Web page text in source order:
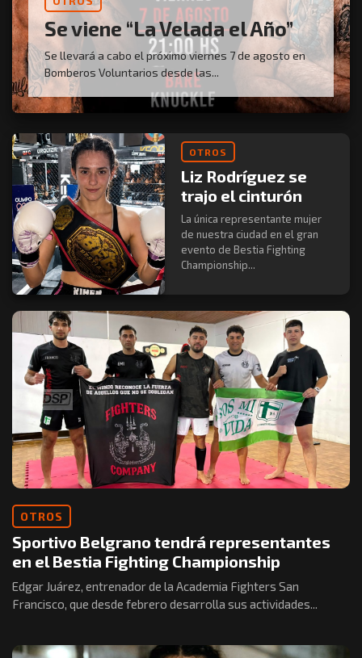
Se viene “La Velada el Año”
Se llevará a cabo el próximo viernes 7 de agosto en
Bomberos Voluntarios desde las...
OTROS
Liz Rodríguez se
trajo el cinturón
La única representante mujer
de nuestra ciudad en el gran
evento de Bestia Fighting
Championship...
OTROS
Sportivo Belgrano tendrá representantes
en el Bestia Fighting Championship
Edgar Juárez, entrenador de la Academia Fighters San
Francisco, que desde febrero desarrolla sus actividades...